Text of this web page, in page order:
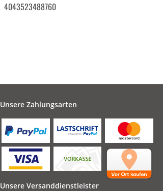
4043523488760
Unsere Zahlungsarten
Unsere Versanddienstleister